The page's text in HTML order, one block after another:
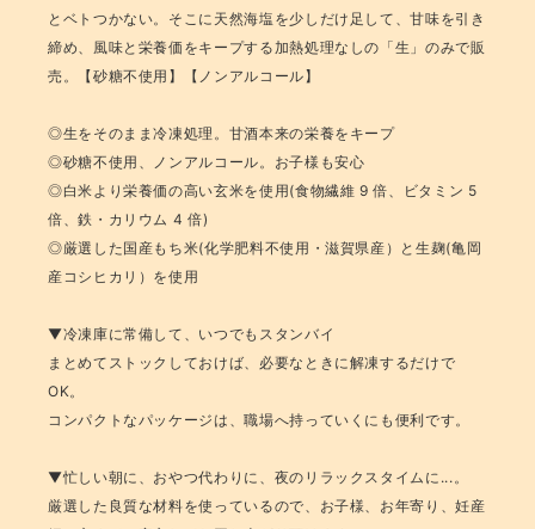
とベトつかない。そこに天然海塩を少しだけ足して、甘味を引き
締め、風味と栄養価をキープする加熱処理なしの「生」のみで販
売。【砂糖不使用】【ノンアルコール】
◎生をそのまま冷凍処理。甘酒本来の栄養をキープ
◎砂糖不使用、ノンアルコール。お子様も安心
◎白米より栄養価の高い玄米を使用(食物繊維 9 倍、ビタミン 5
倍、鉄・カリウム 4 倍)
◎厳選した国産もち米(化学肥料不使用・滋賀県産）と生麹(亀岡
産コシヒカリ）を使用
▼冷凍庫に常備して、いつでもスタンバイ
まとめてストックしておけば、必要なときに解凍するだけで
OK。
コンパクトなパッケージは、職場へ持っていくにも便利です。
▼忙しい朝に、おやつ代わりに、夜のリラックスタイムに...。
厳選した良質な材料を使っているので、お子様、お年寄り、妊産